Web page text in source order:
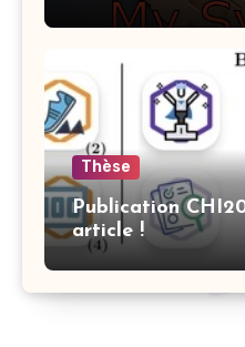
Thèse
Publication
article !